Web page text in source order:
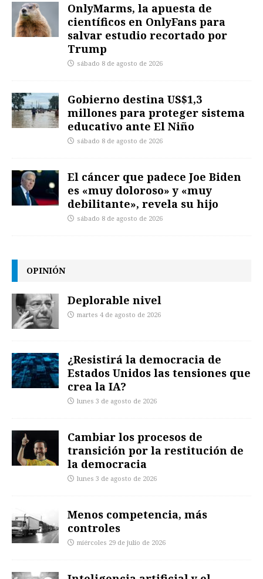
OnlyMarms, la apuesta de
científicos en OnlyFans para
salvar estudio recortado por
Trump
sábado 8 de agosto de 2026
Gobierno destina US$1,3
millones para proteger sistema
educativo ante El Niño
sábado 8 de agosto de 2026
El cáncer que padece Joe Biden
es «muy doloroso» y «muy
debilitante», revela su hijo
sábado 8 de agosto de 2026
OPINIÓN
Deplorable nivel
martes 4 de agosto de 2026
¿Resistirá la democracia de
Estados Unidos las tensiones que
crea la IA?
lunes 3 de agosto de 2026
Cambiar los procesos de
transición por la restitución de
la democracia
lunes 3 de agosto de 2026
Menos competencia, más
controles
miércoles 29 de julio de 2026